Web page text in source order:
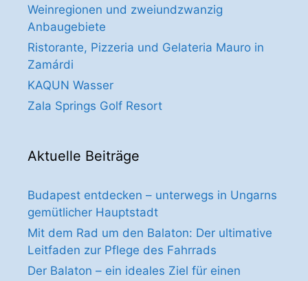
Weinregionen und zweiundzwanzig
Anbaugebiete
Ristorante, Pizzeria und Gelateria Mauro in
Zamárdi
KAQUN Wasser
Zala Springs Golf Resort
Aktuelle Beiträge
Budapest entdecken – unterwegs in Ungarns
gemütlicher Hauptstadt
Mit dem Rad um den Balaton: Der ultimative
Leitfaden zur Pflege des Fahrrads
Der Balaton – ein ideales Ziel für einen